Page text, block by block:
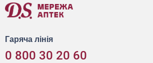
Гаряча лінія
0 800 30 20 60